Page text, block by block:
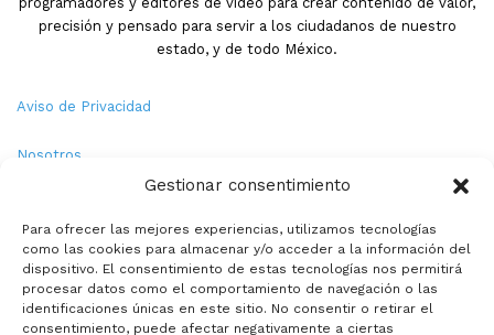
Gestionar consentimiento
Para ofrecer las mejores experiencias, utilizamos tecnologías
como las cookies para almacenar y/o acceder a la información del
dispositivo. El consentimiento de estas tecnologías nos permitirá
procesar datos como el comportamiento de navegación o las
identificaciones únicas en este sitio. No consentir o retirar el
consentimiento, puede afectar negativamente a ciertas
precisión y pensado para servir a los ciudadanos de nuestro
estado, y de todo México.
Aviso de Privacidad
Nosotros
Política de Cookies
Contacto